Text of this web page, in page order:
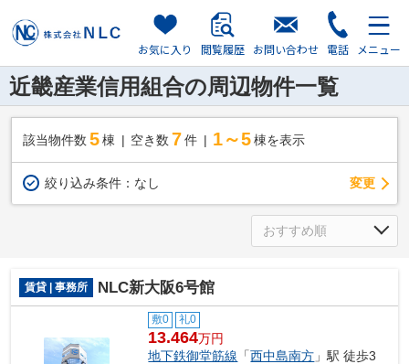
お気に入り 閲覧履歴 お問い合わせ 電話 メニュー
近畿産業信用組合の周辺物件一覧
該当物件数 5棟 空き数 7 件 1～5 棟を表示
絞り込み条件： なし 変更
賃貸 | 事務所 NLC新大阪6号館
敷0 礼0
13.464万円
地下鉄御堂筋線 「西中島南方 」駅 徒歩3